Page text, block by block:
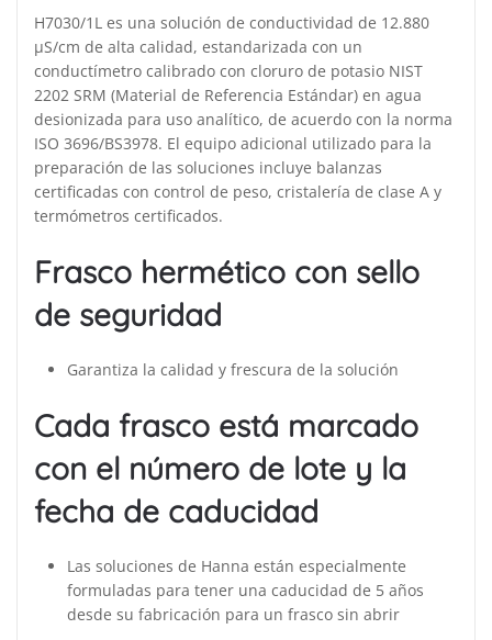
H7030/1L es una solución de conductividad de 12.880
µS/cm de alta calidad, estandarizada con un
conductímetro calibrado con cloruro de potasio NIST
2202 SRM (Material de Referencia Estándar) en agua
desionizada para uso analítico, de acuerdo con la norma
ISO 3696/BS3978. El equipo adicional utilizado para la
preparación de las soluciones incluye balanzas
certificadas con control de peso, cristalería de clase A y
termómetros certificados.
Frasco hermético con sello
de seguridad
Garantiza la calidad y frescura de la solución
Cada frasco está marcado
con el número de lote y la
fecha de caducidad
Las soluciones de Hanna están especialmente
formuladas para tener una caducidad de 5 años
desde su fabricación para un frasco sin abrir